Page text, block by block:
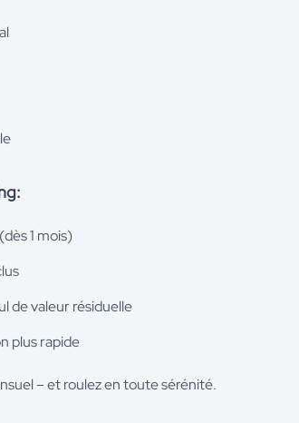
1 mois)
de valeur résiduelle
plus rapide
– et roulez en toute sérénité.